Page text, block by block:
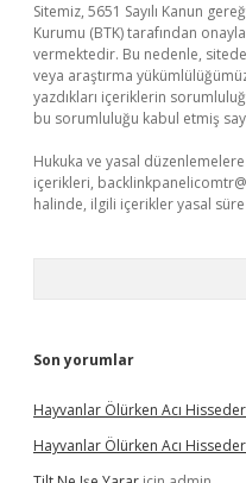
Sitemiz, 5651 Sayılı Kanun
Kurumu (BTK) tarafından
vermektedir. Bu nedenle,
veya araştırma
yazdıkları içeriklerin
bu sorumluluğu kabul etmiş
Hukuka ve yasal
içerikleri,
halinde, ilgili içerikler yasal
Son yorumlar
Hayvanlar Ölürken Acı
Hayvanlar Ölürken Acı